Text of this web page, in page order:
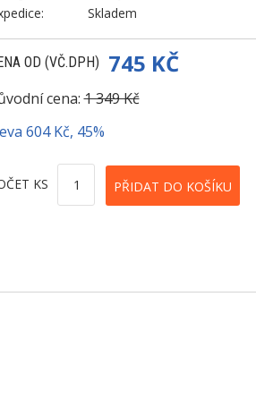
Skladem
OD (VČ.DPH) 745 KČ
cena:1 349 Kč
604 Kč, 45%
KS